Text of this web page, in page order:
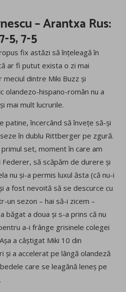
– Arantxa Rus:
5, 7-5
fix astăzi să înțeleagă în
ar fi putut exista o zi mai
dintre Miki Buzz și
olandezo-hispano-român nu a
mai mult lucrurile.
patine, încercând să învețe să-și
în dublu Rittberger pe zgură.
primul set, moment în care am
să scăpăm de durere și
nu și-a permis luxul ăsta (că nu-i
a fost nevoită să se descurce cu
un sezon – hai să-i zicem –
băgat a doua și s-a prins că nu
a-i frânge grisinele colegei
a câștigat Miki 10 din
și a accelerat pe lângă olandeză
care se leagănă leneș pe